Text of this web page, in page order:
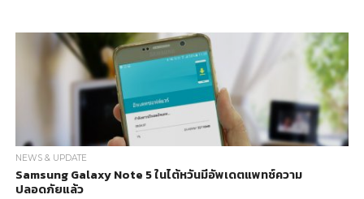
NEWS & UPDATE
Samsung Galaxy Note 5 ในไต้หวันมีอัพเดตแพทช์ความ
ปลอดภัยแล้ว